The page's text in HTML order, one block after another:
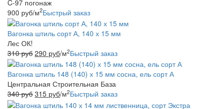
C-97 погонаж
900 руб/м2Быстрый заказ
Вагонка штиль сорт А, 140 х 15 мм
Лес ОК!
310руб 290 руб/м2Быстрый заказ
Вагонка штиль 148 (140) х 15 мм сосна, ель сорт А
Центральная Строительная База
340руб 315 руб/м2Быстрый заказ